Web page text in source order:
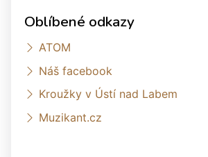
Oblíbené odkazy
ATOM
Náš facebook
Kroužky v Ústí nad Labem
Muzikant.cz